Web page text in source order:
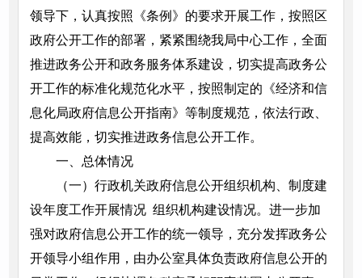
领导下，认真按照《条例》的要求开展工作，按照区
政府公开工作的部署，紧紧围绕我局中心工作，全面
推进政务公开和政务服务体系建设，切实提高政务公
开工作的标准化规范化水平，按照制定的《经济和信
息化局政府信息公开指南》等制度规范，依法行政、
提高效能，切实推进政务信息公开工作。
一、总体情况
（一）行政机关政府信息公开组织机构、制度建
设年度工作开展情况 组织机构建设情况。进一步加
强对政府信息公开工作的统一领导，充分发挥政务公
开领导小组作用，由办公室具体负责政府信息公开的